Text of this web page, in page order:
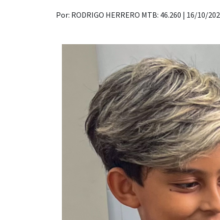
Por: RODRIGO HERRERO MTB: 46.260 | 16/10/